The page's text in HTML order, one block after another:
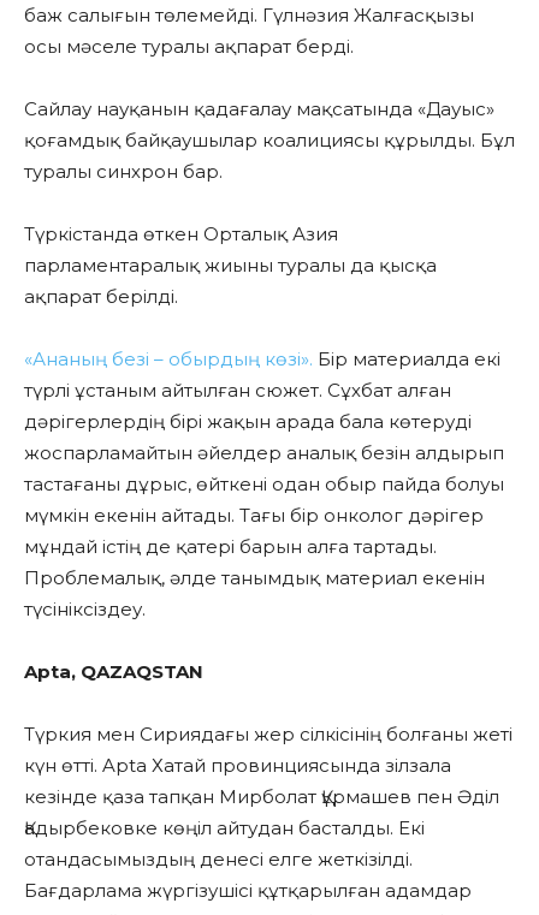
баж салығын төлемейді. Гүлнәзия Жалғасқызы
осы мәселе туралы ақпарат берді.
Сайлау науқанын қадағалау мақсатында «Дауыс»
қоғамдық байқаушылар коалициясы құрылды. Бұл
туралы синхрон бар.
Түркістанда өткен Орталық Азия
парламентаралық жиыны туралы да қысқа
ақпарат берілді.
«Ананың безі – обырдың көзі». Бір материалда екі
түрлі ұстаным айтылған сюжет. Сұхбат алған
дәрігерлердің бірі жақын арада бала көтеруді
жоспарламайтын әйелдер аналық безін алдырып
тастағаны дұрыс, өйткені одан обыр пайда болуы
мүмкін екенін айтады. Тағы бір онколог дәрігер
мұндай істің де қатері барын алға тартады.
Проблемалық, әлде танымдық материал екенін
түсініксіздеу.
Apta, QAZAQSTAN
Түркия мен Сириядағы жер сілкісінің болғаны жеті
күн өтті. Apta Хатай провинциясында зілзала
кезінде қаза тапқан Мирболат Құрмашев пен Әділ
Қадырбековке көңіл айтудан басталды. Екі
отандасымыздың денесі елге жеткізілді.
Бағдарлама жүргізушісі құтқарылған адамдар